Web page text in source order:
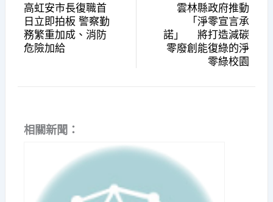
高虹安市長復職首
日立即拍板 警察勤
務繁重加成、消防
危險加給
雲林縣政府推動
「淨零宣言承
諾」 將打造減碳
零廢創能復綠的淨
零綠校園
相關新聞：